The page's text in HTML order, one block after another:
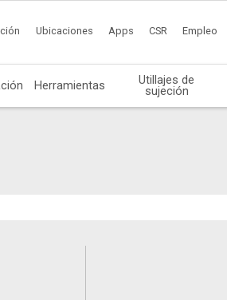
Ubicaciones Apps CSR Empleo
Herramientas Utillajes de
sujeción